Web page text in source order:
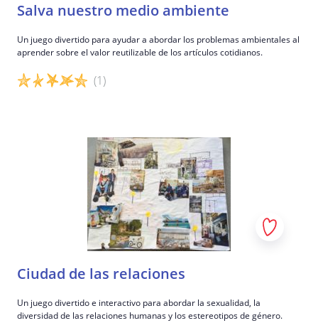
Salva nuestro medio ambiente
Un juego divertido para ayudar a abordar los problemas ambientales al
aprender sobre el valor reutilizable de los artículos cotidianos.
(1)
Ciudad de las relaciones
Un juego divertido e interactivo para abordar la sexualidad, la
diversidad de las relaciones humanas y los estereotipos de género.